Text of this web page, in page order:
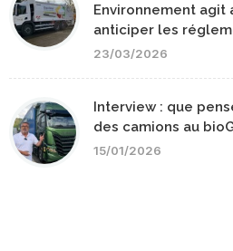
Environnement agit
anticiper les
23/03/2026
Interview : que
des camions au
15/01/2026